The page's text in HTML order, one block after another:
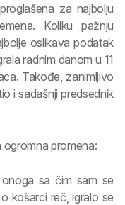
za najbolju
Koliku pažnju
oslikava podatak
radnim danom u 11
Takođe, zanimljivo
i sadašnji predsednik
ogromna promena:
sa čim sam se
košarci reč, igralo se